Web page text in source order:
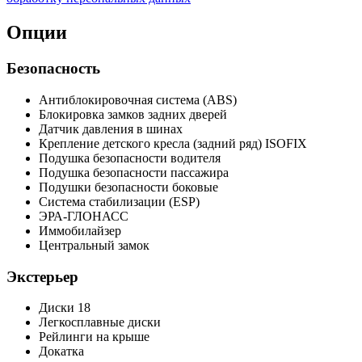
Опции
Безопасность
Антиблокировочная система (ABS)
Блокировка замков задних дверей
Датчик давления в шинах
Крепление детского кресла (задний ряд) ISOFIX
Подушка безопасности водителя
Подушка безопасности пассажира
Подушки безопасности боковые
Система стабилизации (ESP)
ЭРА-ГЛОНАСС
Иммобилайзер
Центральный замок
Экстерьер
Диски 18
Легкосплавные диски
Рейлинги на крыше
Докатка